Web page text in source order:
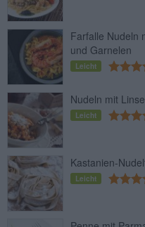
Farfalle Nudeln
und Garnelen
Leicht
Nudeln mit
Leicht
Kastanien-
Leicht